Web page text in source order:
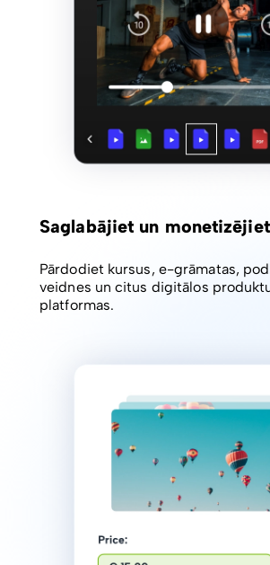
Saglabājiet un
Pārdodiet kursus, e-grāmatas,
veidnes un citus digitālos
platformas.